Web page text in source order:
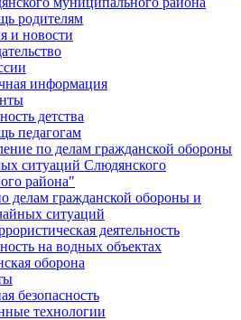
родителям
и новости
информация
детства
педагогам
по делам гражданской обороны
ситуаций Слюдянского
района"
делам гражданской обороны и
ситуаций
деятельность
на водных объектах
оборона
безопасность
технологии